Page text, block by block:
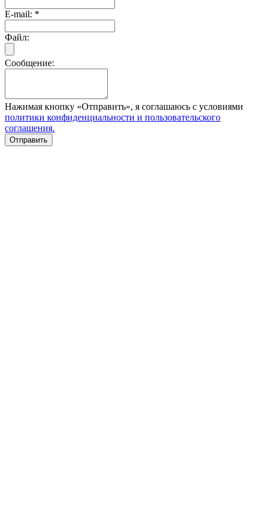
E-mail: *
Файл:
Сообщение:
Нажимая кнопку «Отправить», я соглашаюсь с условиями
политики конфиденциальности и пользовательского
соглашения.
Отправить